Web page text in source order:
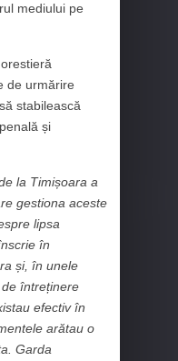
mediului pe
de urmărire
stabilească
și
la Timișoara a
gestiona aceste
lipsa
în
și, în unele
întreținere
efectiv în
arătau o
Garda